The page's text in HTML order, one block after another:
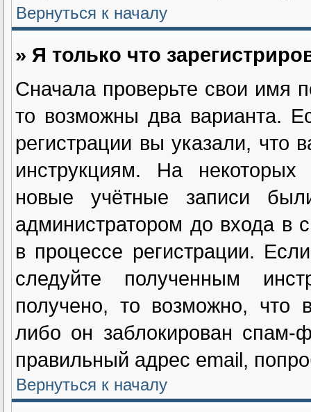
Вернуться к началу
» Я только что
Сначала проверьте свои имя
то возможны два варианта.
регистрации вы указали, что
инструкциям. На
новые учётные записи
администратором до входа в
в процессе регистрации.
следуйте полученным
получено, то возможно, что
либо он заблокирован
правильный адрес email,
Вернуться к началу